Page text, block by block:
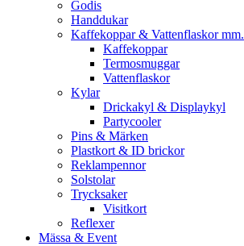
Godis
Handdukar
Kaffekoppar & Vattenflaskor mm.
Kaffekoppar
Termosmuggar
Vattenflaskor
Kylar
Drickakyl & Displaykyl
Partycooler
Pins & Märken
Plastkort & ID brickor
Reklampennor
Solstolar
Trycksaker
Visitkort
Reflexer
Mässa & Event